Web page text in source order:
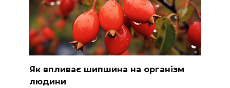
Як впливає шипшина на організм
людини